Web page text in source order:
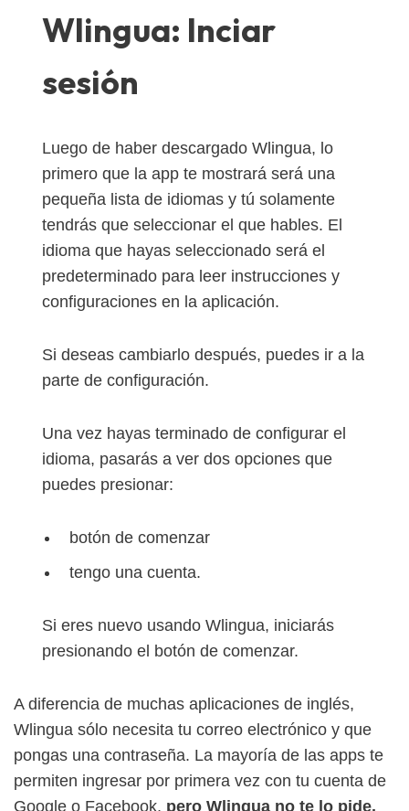
Wlingua: Inciar
sesión
Luego de haber descargado Wlingua, lo
primero que la app te mostrará será una
pequeña lista de idiomas y tú solamente
tendrás que seleccionar el que hables. El
idioma que hayas seleccionado será el
predeterminado para leer instrucciones y
configuraciones en la aplicación.
Si deseas cambiarlo después, puedes ir a la
parte de configuración.
Una vez hayas terminado de configurar el
idioma, pasarás a ver dos opciones que
puedes presionar:
botón de comenzar
tengo una cuenta.
Si eres nuevo usando Wlingua, iniciarás
presionando el botón de comenzar.
A diferencia de muchas aplicaciones de inglés,
Wlingua sólo necesita tu correo electrónico y que
pongas una contraseña. La mayoría de las apps te
permiten ingresar por primera vez con tu cuenta de
Google o Facebook, pero Wlingua no te lo pide.